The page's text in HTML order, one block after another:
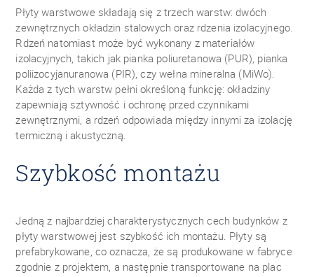
Płyty warstwowe składają się z trzech warstw: dwóch
zewnętrznych okładzin stalowych oraz rdzenia izolacyjnego.
Rdzeń natomiast może być wykonany z materiałów
izolacyjnych, takich jak pianka poliuretanowa (PUR), pianka
poliizocyjanuranowa (PIR), czy wełna mineralna (MiWo).
Każda z tych warstw pełni określoną funkcję: okładziny
zapewniają sztywność i ochronę przed czynnikami
zewnętrznymi, a rdzeń odpowiada między innymi za izolację
termiczną i akustyczną.
Szybkość montażu
Jedną z najbardziej charakterystycznych cech budynków z
płyty warstwowej jest szybkość ich montażu. Płyty są
prefabrykowane, co oznacza, że są produkowane w fabryce
zgodnie z projektem, a następnie transportowane na plac